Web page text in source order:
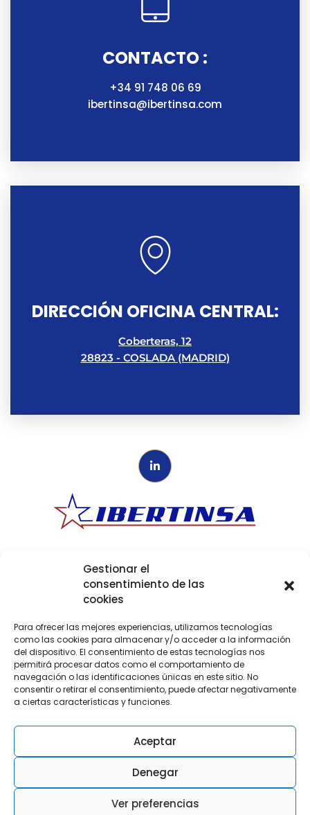
Gestionar el
consentimiento de las
cookies
Para ofrecer las mejores experiencias, utilizamos tecnologías
como las cookies para almacenar y/o acceder a la información
del dispositivo. El consentimiento de estas tecnologías nos
permitirá procesar datos como el comportamiento de
navegación o las identificaciones únicas en este sitio. No
consentir o retirar el consentimiento, puede afectar negativamente
a ciertas características y funciones.
Aceptar
Denegar
Ver preferencias
CONTACTO :
+34 91 748 06 69
ibertinsa@ibertinsa.com
DIRECCIÓN OFICINA CENTRAL:
Coberteras, 12
28823 - COSLADA (MADRID)
cookies | Canal Ético
La empresa ha sido beneficiaria de
las ayudas para la modernización y
digitalización de empresas privadas
de transporte de viajeros y
mercancías por carretera, en el marco
Financiado por la Unión Europea –
Next Generation EU.